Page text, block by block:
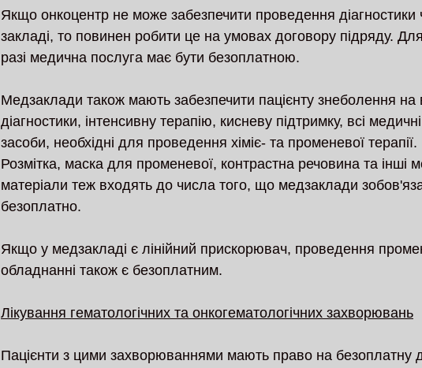
Якщо онкоцентр не може забезпечити проведення діагностики
закладі, то повинен робити це на умовах договору підряду.
разі медична послуга має бути безоплатною.
Медзаклади також мають забезпечити пацієнту знеболення на
діагностики, інтенсивну терапію, кисневу підтримку, всі
засоби, необхідні для проведення хіміє- та променевої терапії.
Розмітка, маска для променевої, контрастна речовина та інші
матеріали теж входять до числа того, що медзаклади
безоплатно.
Якщо у медзакладі є лінійний прискорювач, проведення
обладнанні також є безоплатним.
Лікування гематологічних та онкогематологічних захворювань
Пацієнти з цими захворюваннями мають право на безоплатну